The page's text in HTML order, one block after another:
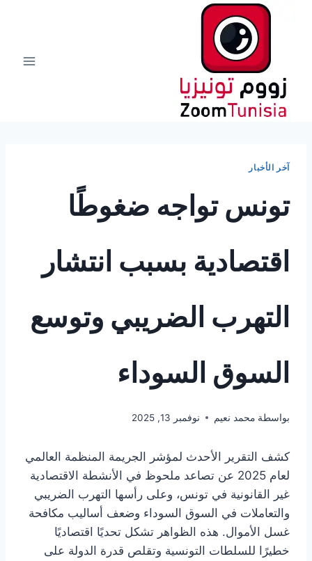
آخر الأخبار
تونس تواجه ضغوطًا
اقتصادية بسبب انتشار
التهرب الضريبي وتوسع
السوق السوداء
بواسطة محمد نعيم نوفمبر 13, 2025
كشف التقرير الأحدث لمؤشر الجريمة المنظمة العالمي
لعام 2025 عن تصاعد ملحوظ في الأنشطة الاقتصادية
غير القانونية في تونس، وعلى رأسها التهرب الضريبي
والتعاملات في السوق السوداء وضعف أساليب مكافحة
غسل الأموال. هذه الظواهر تشكل تحديًا اقتصاديًا
خطيرًا للسلطات التونسية وتقلص قدرة الدولة على